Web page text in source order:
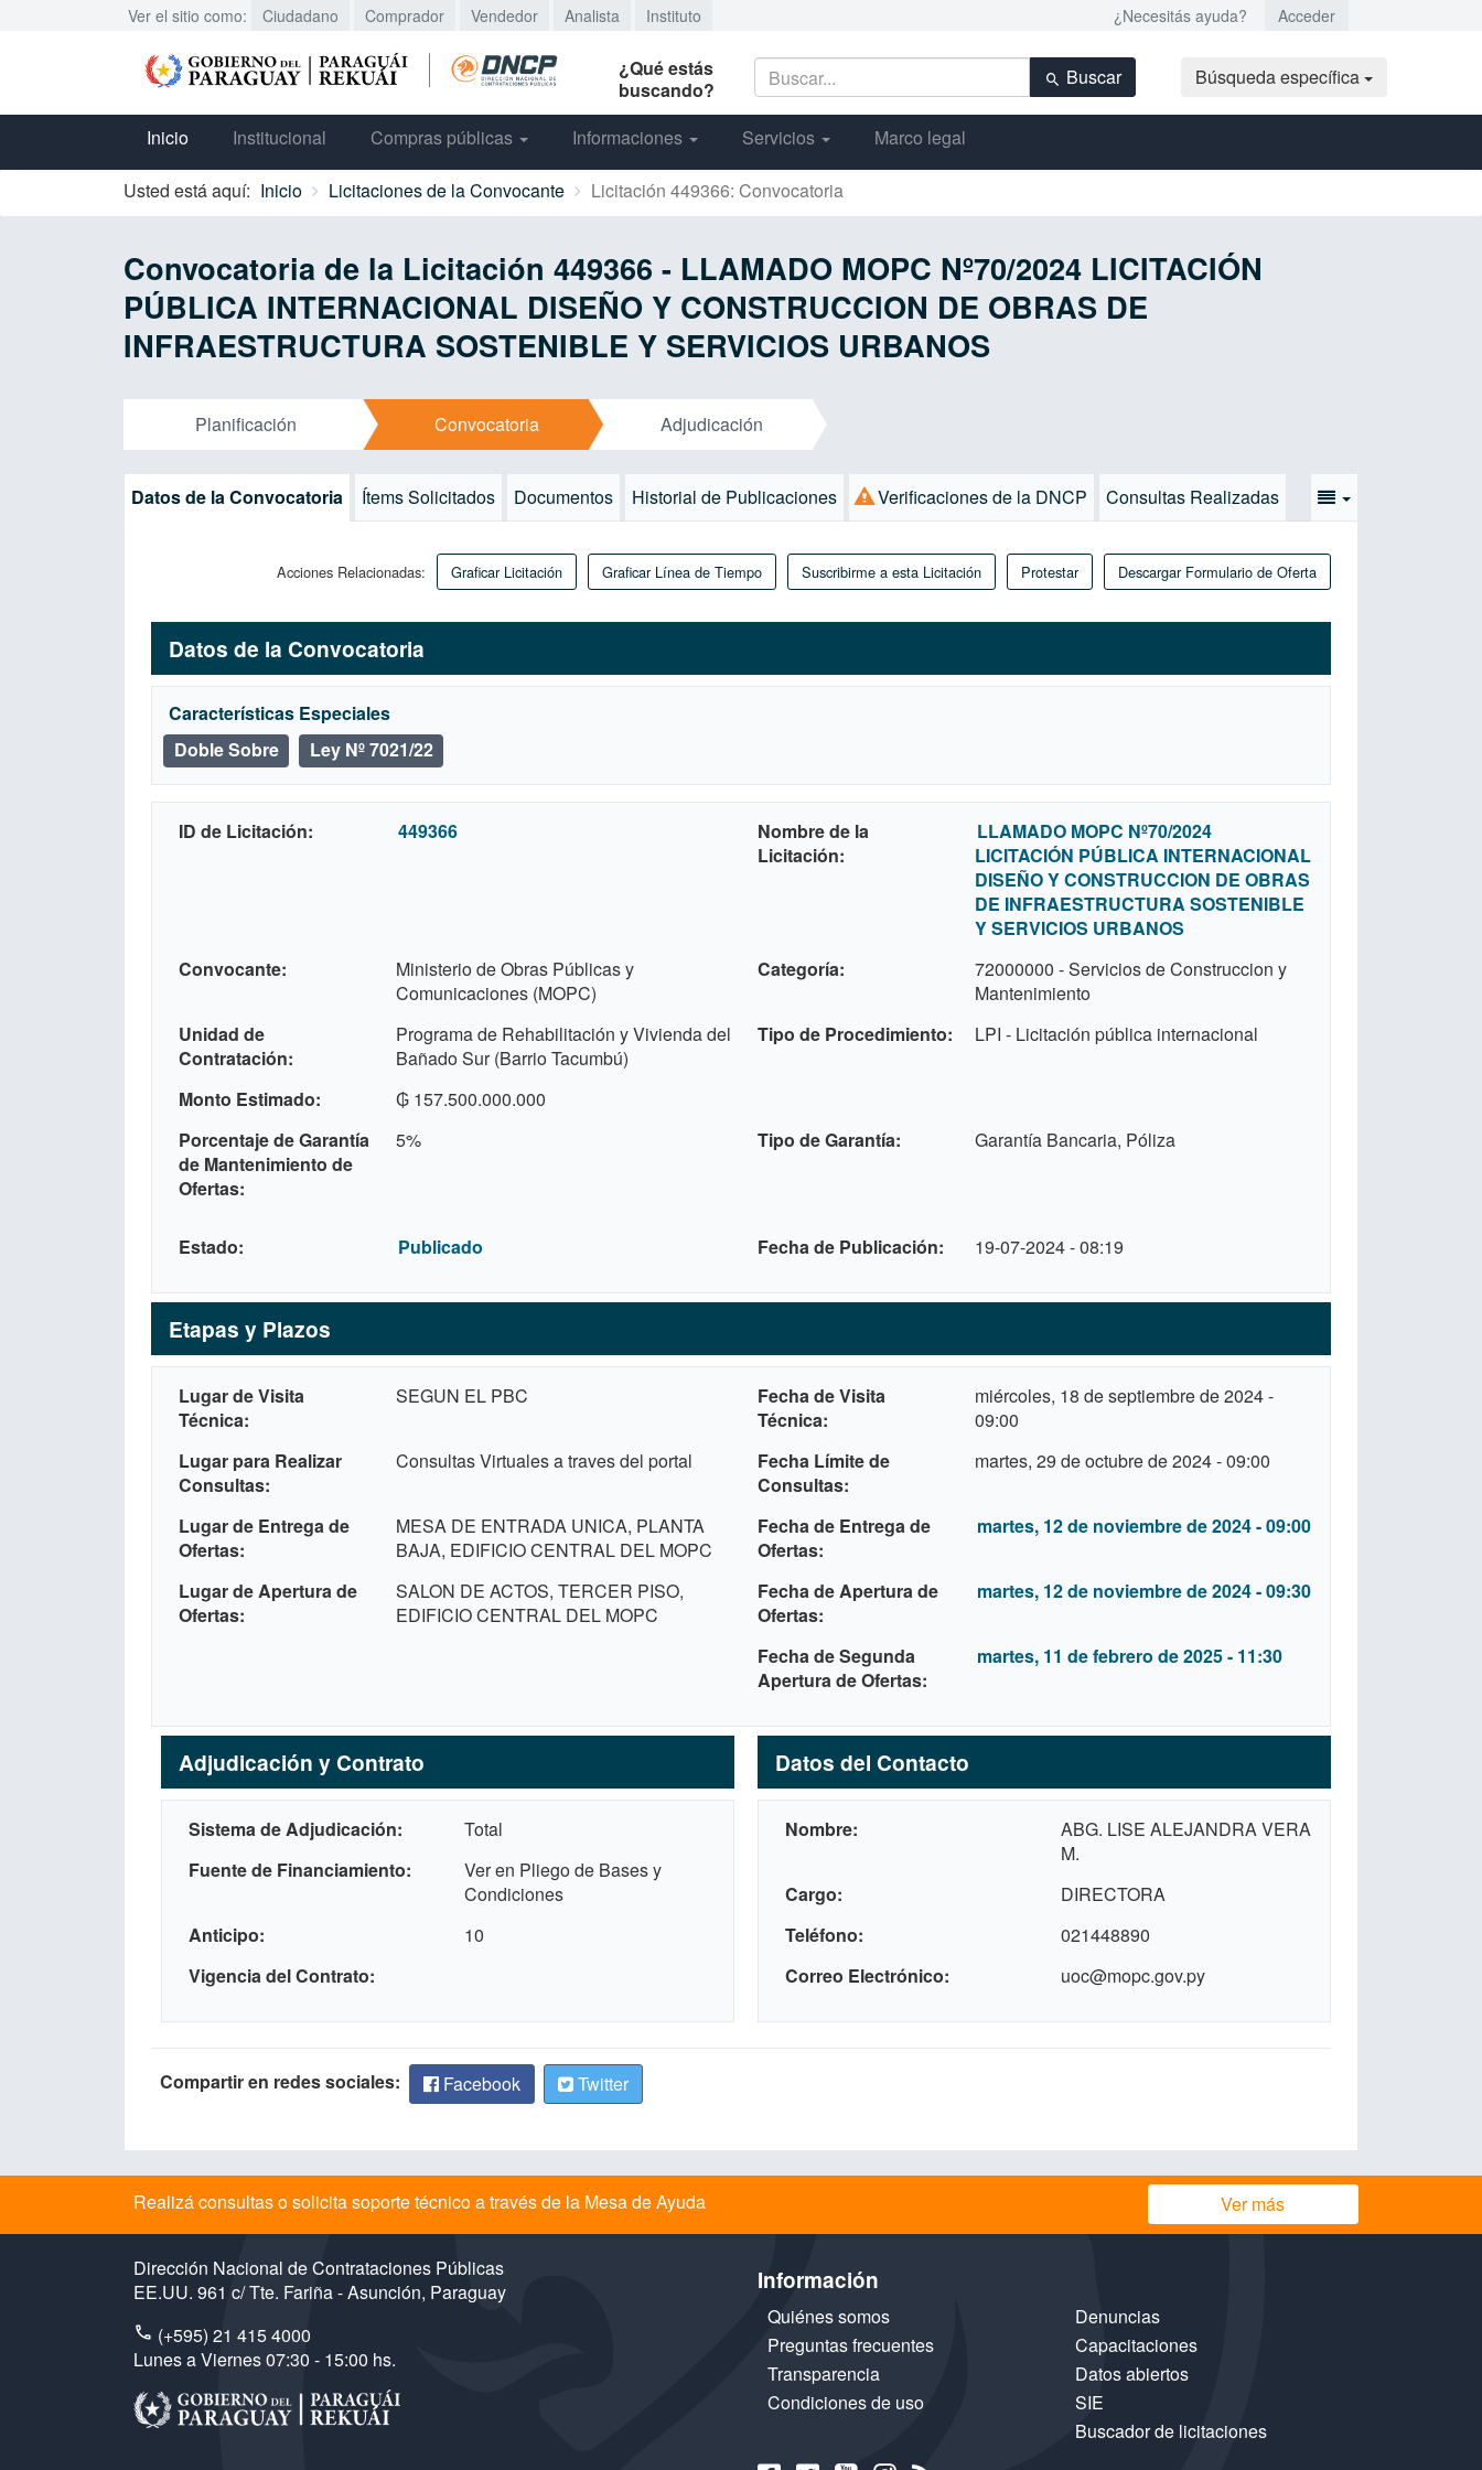
Ver el sitio como: Ciudadano Comprador Vendedor Analista Instituto ¿Necesitás ayuda? Acceder
¿Qué estás
buscando?
Buscar Búsqueda específica
Inicio Institucional Compras públicas Informaciones Servicios Marco legal
Usted está aquí: Inicio Licitaciones de la Convocante Licitación 449366: Convocatoria
Convocatoria de la Licitación 449366 - LLAMADO MOPC Nº70/2024 LICITACIÓN
PÚBLICA INTERNACIONAL DISEÑO Y CONSTRUCCION DE OBRAS DE
INFRAESTRUCTURA SOSTENIBLE Y SERVICIOS URBANOS
Planificación Convocatoria Adjudicación
Datos de la Convocatoria Ítems Solicitados Documentos Historial de Publicaciones Verificaciones de la DNCP Consultas Realizadas
Acciones Relacionadas: Graficar Licitación Graficar Línea de Tiempo Suscribirme a esta Licitación Protestar Descargar Formulario de Oferta
Datos de la Convocatoria
Características Especiales
Doble Sobre
Ley Nº 7021/22
ID de Licitación 449366
Nombre de la
Licitación
LLAMADO MOPC Nº70/2024
LICITACIÓN PÚBLICA INTERNACIONAL
DISEÑO Y CONSTRUCCION DE OBRAS
DE INFRAESTRUCTURA SOSTENIBLE
Y SERVICIOS URBANOS
Convocante
Ministerio de Obras Públicas y
Comunicaciones (MOPC)
Categoría
72000000 - Servicios de Construccion y
Mantenimiento
Unidad de
Contratación
Programa de Rehabilitación y Vivienda del
Bañado Sur (Barrio Tacumbú)
Tipo de Procedimiento LPI - Licitación pública internacional
Monto Estimado
₲ 157.500.000.000
Porcentaje de Garantía
de Mantenimiento de
Ofertas
5% Tipo de Garantía Garantía Bancaria, Póliza
Estado Publicado Fecha de Publicación 19-07-2024 - 08:19
Etapas y Plazos
Lugar de Visita
Técnica
SEGUN EL PBC
Fecha de Visita
Técnica
miércoles, 18 de septiembre de 2024 -
09:00
Lugar para Realizar
Consultas
Consultas Virtuales a traves del portal
Fecha Límite de
Consultas
martes, 29 de octubre de 2024 - 09:00
Lugar de Entrega de
Ofertas
MESA DE ENTRADA UNICA, PLANTA
BAJA, EDIFICIO CENTRAL DEL MOPC
Fecha de Entrega de
Ofertas
martes, 12 de noviembre de 2024 - 09:00
Lugar de Apertura de
Ofertas
SALON DE ACTOS, TERCER PISO,
EDIFICIO CENTRAL DEL MOPC
Fecha de Apertura de
Ofertas
martes, 12 de noviembre de 2024 - 09:30
Fecha de Segunda
Apertura de Ofertas
martes, 11 de febrero de 2025 - 11:30
Adjudicación y Contrato
Sistema de Adjudicación
Total
Fuente de Financiamiento
Ver en Pliego de Bases y
Condiciones
Anticipo
10
Vigencia del Contrato
Datos del Contacto
Nombre
ABG. LISE ALEJANDRA VERA
M.
Cargo
DIRECTORA
Teléfono
021448890
Correo Electrónico
uoc@mopc.gov.py
Compartir en redes sociales: Facebook Twitter
Realizá consultas o solicita soporte técnico a través de la Mesa de Ayuda Ver más
Dirección Nacional de Contrataciones Públicas
EE.UU. 961 c/ Tte. Fariña - Asunción, Paraguay
(+595) 21 415 4000
Lunes a Viernes 07:30 - 15:00 hs.
Información
Quiénes somos
Preguntas frecuentes
Transparencia
Condiciones de uso
Denuncias
Capacitaciones
Datos abiertos
SIE
Buscador de licitaciones